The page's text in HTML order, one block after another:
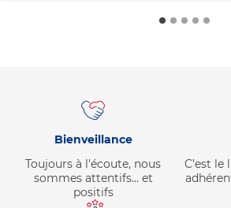
Bienveillance
Toujours à l'écoute, nous
sommes attentifs… et
positifs
C’est